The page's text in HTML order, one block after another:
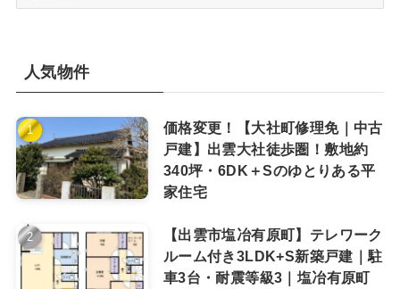
ブ人気物件
価格変更！【大社町修理免｜中古
戸建】出雲大社徒歩圏！敷地約
340坪・6DK＋Sのゆとりある平
家住宅
【出雲市塩冶有原町】テレワーク
ルーム付き3LDK+S新築戸建｜駐
車3台・耐震等級3｜塩冶有原町